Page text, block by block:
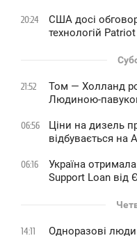
20:24
США досі
технологій Patriot
21:52
Том — Холланд
Людиною-
06:56
Ціни на дизель
відбувається на
06:16
Україна
Support Loan від
14:11 Одноразові люди